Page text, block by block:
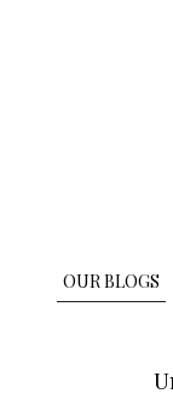
OUR BLOGS